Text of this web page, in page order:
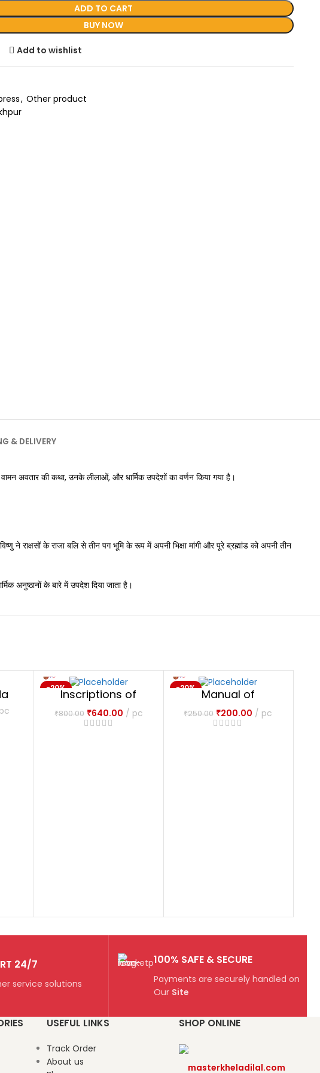
ADD TO CART
BUY NOW
Add to wishlist
, Other product
& DELIVERY
अवतार की कथा, उनके लीलाओं, और धार्मिक उपदेशों का वर्णन किया गया है।
ने राक्षसों के राजा बलि से तीन पग भूमि के रूप में अपनी भिक्षा मांगी और पूरे ब्रह्मांड को अपनी तीन
अनुष्ठानों के बारे में उपदेश दिया जाता है।
pc
-20%Inscriptions of
Ashoka
₹800.00 ₹640.00 pc
-20%
Manual of
Buddhism
₹250.00 ₹200.00 pc
24/7
service solutions
100% SAFE & SECURE
Payments are securely handled on
Our Site
USEFUL LINKS
Track Order
About us
SHOP ONLINE
masterkheladilal.com